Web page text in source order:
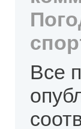
Все